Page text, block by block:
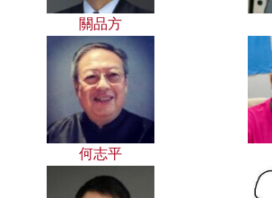
關品方
何志平